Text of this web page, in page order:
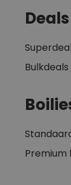
Deals
Bulkdeals
Premium